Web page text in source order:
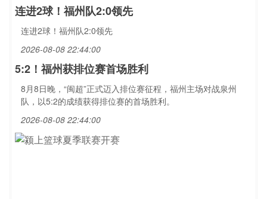
连进2球！福州队2:0领先
连进2球！福州队2:0领先
2026-08-08 22:44:00
5:2！福州获排位赛首场胜利
8月8日晚，“闽超”正式迈入排位赛征程，福州主场对战泉州
队，以5:2的成绩获得排位赛的首场胜利。
2026-08-08 22:44:00